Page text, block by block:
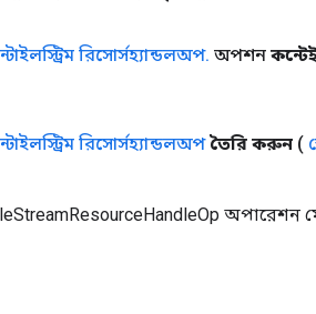
রিসোর্সহ্যান্ডলঅপ. অপশন
রিসোর্সহ্যান্ডলঅপ তৈরি করুন (
অপারেশন